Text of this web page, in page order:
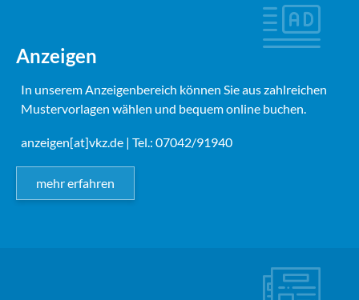
Anzeigen
In unserem Anzeigenbereich können Sie aus zahlreichen
Mustervorlagen wählen und bequem online buchen.
anzeigen[at]vkz.de | Tel.: 07042/91940
mehr erfahren